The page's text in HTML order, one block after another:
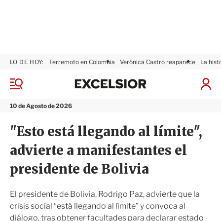
M
n
10 de Agosto de 2026
LO DE HOY: Terremoto en Colombia Verónica Castro reaparece La
I
x
s
i
r
"Esto está llegando al límite",
advierte a manifestantes el
presidente de Bolivia
El presidente de Bolivia, Rodrigo Paz, advierte que la
crisis social “está llegando al límite” y convoca al
diálogo, tras obtener facultades para declarar estado